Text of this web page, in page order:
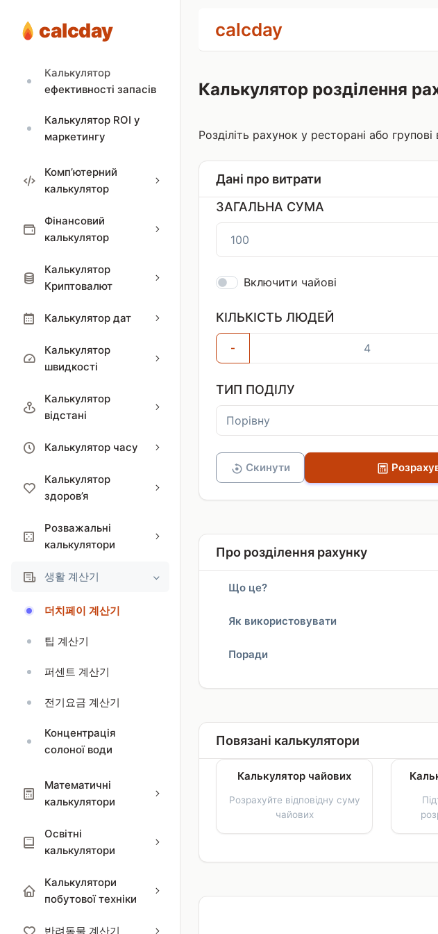
calcday
Калькулятор знижок
Калькулятор
ефективності запасів
Калькулятор ROI у
маркетингу
Комп’ютерний
калькулятор
Фінансовий
калькулятор
Калькулятор
Криптовалют
Калькулятор дат
Калькулятор
швидкості
Калькулятор
відстані
Калькулятор часу
Калькулятор
здоров’я
Розважальні
калькулятори
생활 계산기
더치페이 계산기
팁 계산기
퍼센트 계산기
전기요금 계산기
Концентрація
солоної води
Математичні
калькулятори
Освітні
калькулятори
Калькулятори
побутової техніки
반려동물 계산기
calcday
Калькулятор розділення
Розділіть рахунок у ресторані або
Дані про витрати
ЗАГАЛЬНА СУМА
Включити чайові
КІЛЬКІСТЬ ЛЮДЕЙ
-
ТИП ПОДІЛУ
Скинути
Про розділення рахунку
Що це?
Як використовувати
Поради
Повязані калькулятори
Калькулятор чайових
Розрахуйте відповідну суму
чайових